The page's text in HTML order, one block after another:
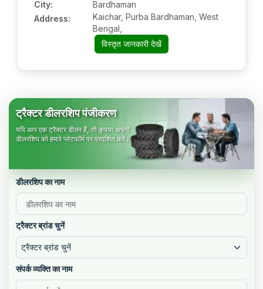
City:
Bardhaman
Address:
Kaichar, Purba Bardhaman, West
Bengal,
विस्तृत जानकारी देखें
ट्रैक्टर डीलरशिप पंजीकरण
यदि आप एक ट्रैक्टर डीलर हैं, तो कृपया अपनी
डीलरशिप को हमारे प्लेटफॉर्म पर प्रदर्शित करें।
डीलरशिप का नाम
ट्रैक्टर ब्रांड चुनें
ट्रैक्टर ब्रांड चुनें
संपर्क व्यक्ति का नाम